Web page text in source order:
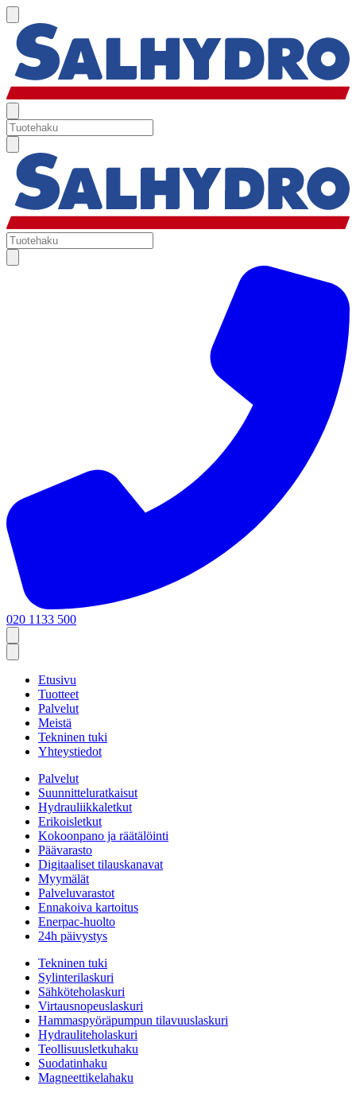
020 1133 500
Etusivu
Tuotteet
Palvelut
Meistä
Tekninen tuki
Yhteystiedot
Palvelut
Suunnitteluratkaisut
Hydrauliikkaletkut
Erikoisletkut
Kokoonpano ja räätälöinti
Päävarasto
Digitaaliset tilauskanavat
Myymälät
Palveluvarastot
Ennakoiva kartoitus
Enerpac-huolto
24h päivystys
Tekninen tuki
Sylinterilaskuri
Sähköteholaskuri
Virtausnopeuslaskuri
Hammaspyöräpumpun tilavuuslaskuri
Hydrauliteholaskuri
Teollisuusletkuhaku
Suodatinhaku
Magneettikelahaku